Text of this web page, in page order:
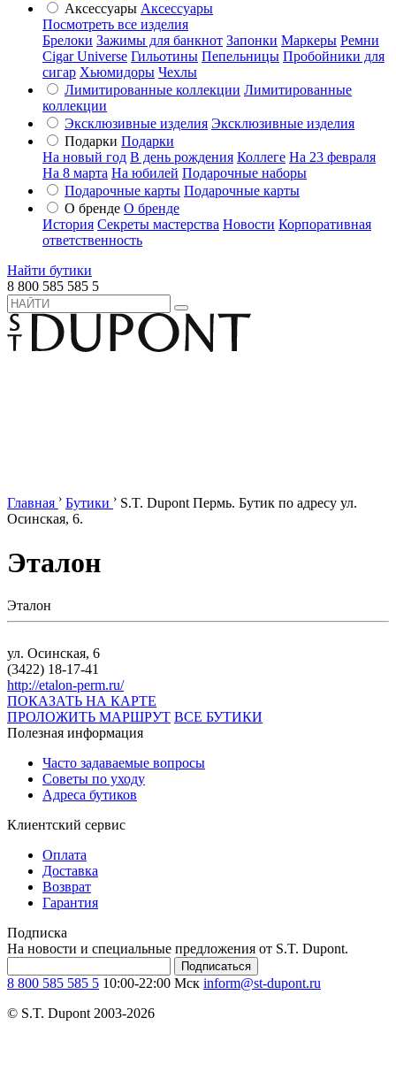
Аксессуары Аксессуары
Посмотреть все изделия
Брелоки Зажимы для банкнот Запонки Маркеры Ремни
Cigar Universe Гильотины Пепельницы Пробойники для
сигар Хьюмидоры Чехлы
Лимитированные коллекции Лимитированные
коллекции
Эксклюзивные изделия Эксклюзивные изделия
Подарки Подарки
На новый год В день рождения Коллеге На 23 февраля
На 8 марта На юбилей Подарочные наборы
Подарочные карты Подарочные карты
О бренде О бренде
История Секреты мастерства Новости Корпоративная
ответственность
Найти бутики
8 800 585 585 5
Главная › Бутики › S.T. Dupont Пермь. Бутик по адресу ул.
Осинская, 6.
Эталон
Эталон
ул. Осинская, 6
(3422) 18-17-41
http://etalon-perm.ru/
ПОКАЗАТЬ НА КАРТЕ
ПРОЛОЖИТЬ МАРШРУТ ВСЕ БУТИКИ
Полезная информация
Часто задаваемые вопросы
Советы по уходу
Адреса бутиков
Клиентский сервис
Оплата
Доставка
Возврат
Гарантия
Подписка
На новости и специальные предложения от S.T. Dupont.
Подписаться
8 800 585 585 5 10:00-22:00 Мск inform@st-dupont.ru
© S.T. Dupont 2003-2026